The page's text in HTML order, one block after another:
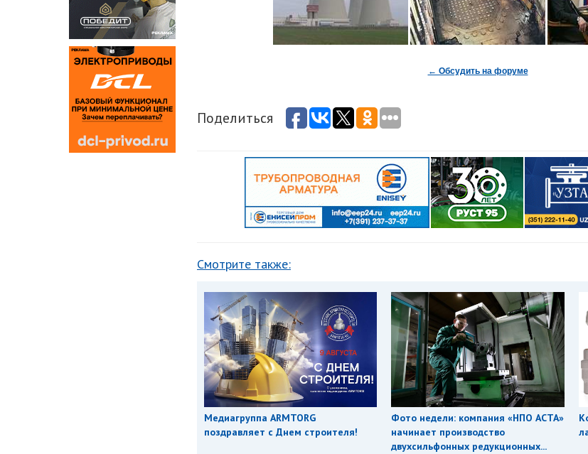
← Обсудить на форуме
Поделиться
Смотрите также:
Медиагруппа ARMTORG
поздравляет с Днем строителя!
Фото недели: компания «НПО АСТА»
начинает производство
двухсильфонных редукционных...